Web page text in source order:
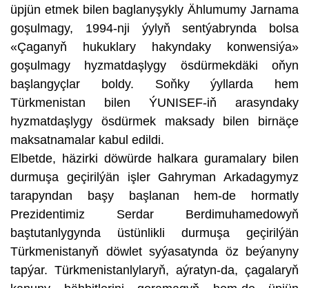
üpjün etmek bilen baglanyşykly Ählumumy Jarnama
goşulmagy, 1994-nji ýylyň sentýabrynda bolsa
«Çaganyň hukuklary hakyndaky konwensiýa»
goşulmagy hyzmatdaşlygy ösdürmekdäki oňyn
başlangyçlar boldy. Soňky ýyllarda hem
Türkmenistan bilen ÝUNISEF-iň arasyndaky
hyzmatdaşlygy ösdürmek maksady bilen birnäçe
maksatnamalar kabul edildi.
Elbetde, häzirki döwürde halkara guramalary bilen
durmuşa geçirilýän işler Gahryman Arkadagymyz
tarapyndan başy başlanan hem-de hormatly
Prezidentimiz Serdar Berdimuhamedowyň
baştutanlygynda üstünlikli durmuşa geçirilýän
Türkmenistanyň döwlet syýasatynda öz beýanyny
tapýar. Türkmenistanlylaryň, aýratyn-da, çagalaryň